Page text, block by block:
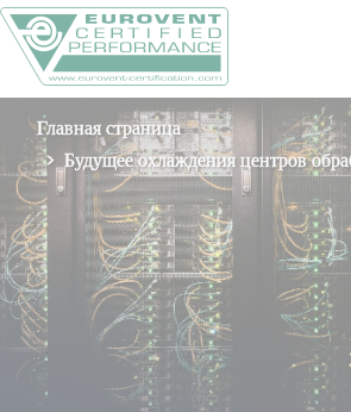
Главная страница
Будущее охлаждения центров